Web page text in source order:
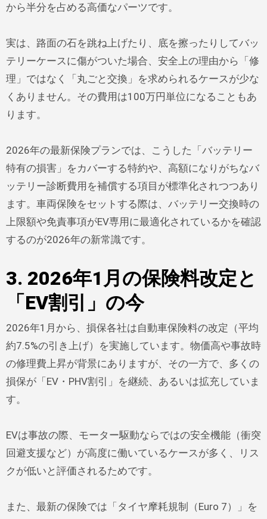
から半分を占める高価なパーツです。
実は、路面の石を跳ね上げたり、底を擦ったりしてバッ
テリーケースに傷がついた場合、安全上の理由から「修
理」ではなく「丸ごと交換」を求められるケースが少な
くありません。その費用は100万円単位になることもあ
ります。
2026年の最新保険プランでは、こうした「バッテリー
特有の損害」をカバーする特約や、高額になりがちなバ
ッテリー診断費用を補償する項目が標準化されつつあり
ます。車両保険をセットする際は、バッテリー交換時の
上限額や免責事項がEV専用に最適化されているかを確認
するのが2026年の新常識です。
3. 2026年1月の保険料改定と
「EV割引」の今
2026年1月から、損保各社は自動車保険料の改定（平均
約7.5%の引き上げ）を実施しています。物価高や事故時
の修理費上昇が背景にありますが、その一方で、多くの
損保が「EV・PHV割引」を継続、あるいは拡充していま
す。
EVは事故の際、モーター駆動ならではの安全機能（衝突
回避支援など）が高度に働いているケースが多く、リス
クが低いと評価されるためです。
また、最新の保険では「タイヤ摩耗規制（Euro 7）」を